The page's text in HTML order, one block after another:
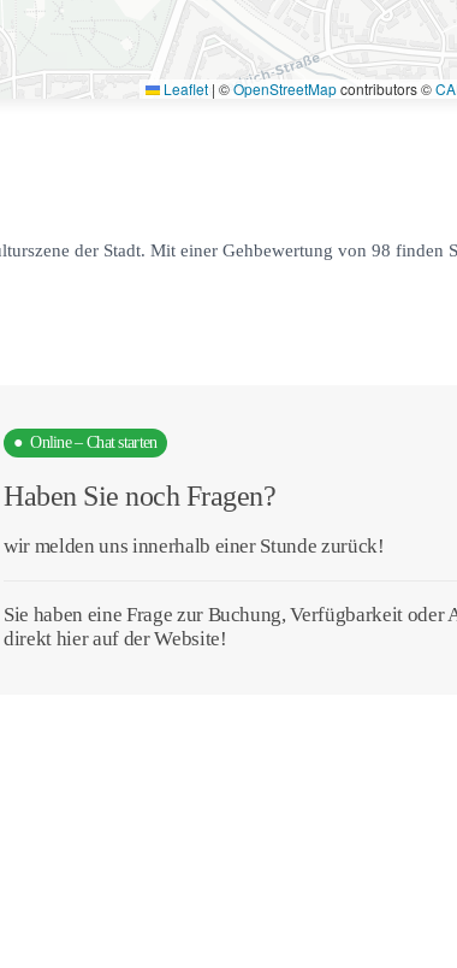
Leaflet | ©OpenStreetMapcontributors ©
der Stadt. Mit einer Gehbewertung von 98 finden
● Online – Chat starten
Haben Sie noch Fragen?
wir melden uns innerhalb einer Stunde zurück!
Sie haben eine Frage zur Buchung, Verfügbarkeit
direkt hier auf der Website!